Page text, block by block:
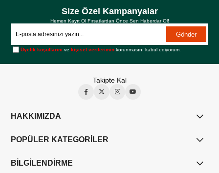
Size Özel Kampanyalar
Hemen Kayıt Ol Fırsatlardan Önce Sen Haberdar Ol!
Gönder
Üyelik koşullarını vekişisel verilerimin korunmasını kabul ediyorum.
Takipte Kal
HAKKIMIZDA
POPÜLER KATEGORİLER
BİLGİLENDİRME